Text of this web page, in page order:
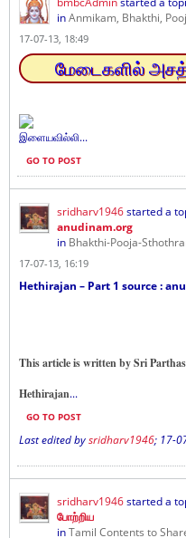
inAnmikam, Bhakthi,
17-07-13, 18:49
மேடைகளில்
இளையவில்லி...
GO TO POST
sridharv1946started a
anudinam.org
in Bhakthi-Pooja-
17-07-13, 16:19
Hethirajan – Part 1 source :
This article is written by Sri
Hethirajan...
GO TO POST
Last edited bysridharv1946; 17-
sridharv1946started a
போற்றிய
inTamil Contents to